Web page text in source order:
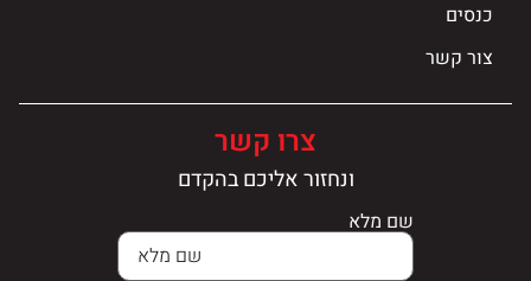
כנסים
צור קשר
צרו קשר
ונחזור אליכם בהקדם
שם מלא